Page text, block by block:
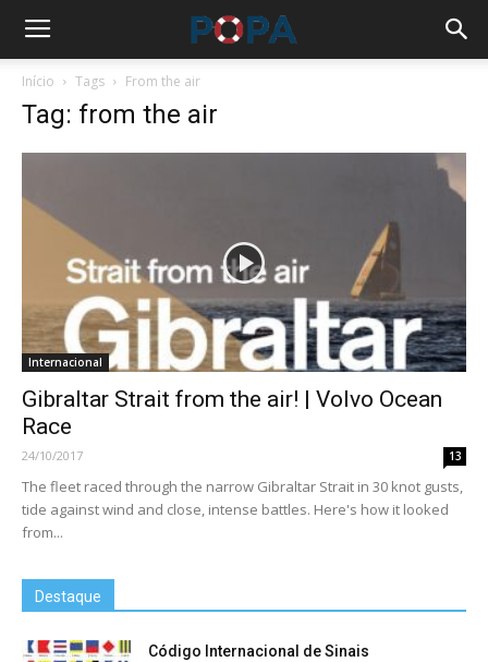
Início Tags From the air
Tag: from the air
Internacional
Gibraltar Strait from the air! | Volvo Ocean
Race
24/10/2017 13
The fleet raced through the narrow Gibraltar Strait in 30 knot gusts,
tide against wind and close, intense battles. Here's how it looked
from...
Destaque
Código Internacional de Sinais